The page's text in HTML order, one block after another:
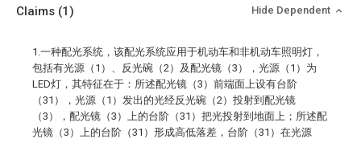
Claims (1) Hide Dependent
1.一种配光系统，该配光系统应用于机动车和非机动车照明灯，
包括有光源（1）、反光碗（2）及配光镜（3），光源（1）为
LED灯，其特征在于：所述配光镜（3）前端面上设有台阶
（31），光源（1）发出的光经反光碗（2）投射到配光镜
（3），配光镜（3）上的台阶（31）把光投射到地面上；所述配
光镜（3）上的台阶（31）形成高低落差，台阶（31）在光源